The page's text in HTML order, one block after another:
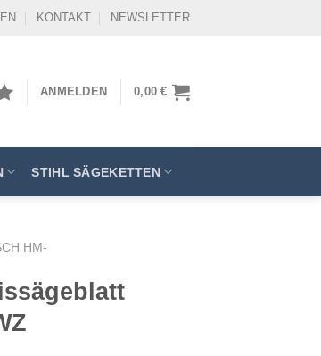
KONTAKT NEWSLETTER
ANMELDEN 0,00€
STIHL SÄGEKETTEN
HM-